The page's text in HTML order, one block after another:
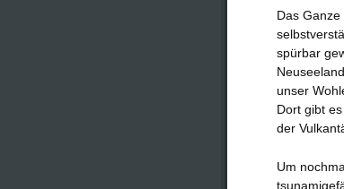
Das
spürbar
unser
Dort gibt
der
Um